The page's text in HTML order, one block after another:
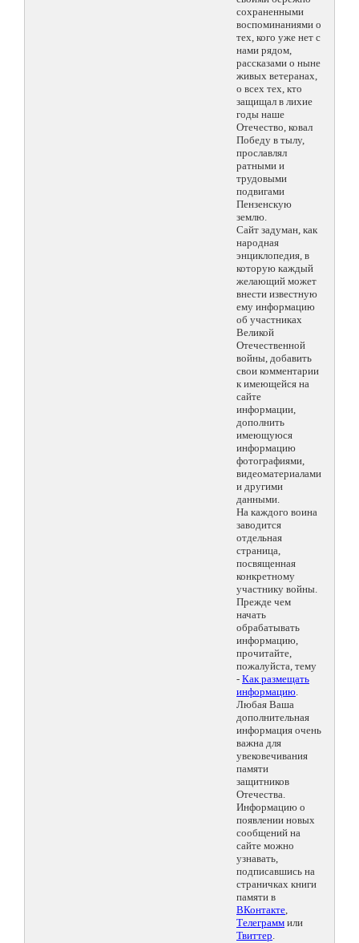
сохраненными
воспоминаниями о
тех, кого уже нет с
нами рядом,
рассказами о ныне
живых ветеранах,
о всех тех, кто
защищал в лихие
годы наше
Отечество, ковал
Победу в тылу,
прославлял
ратными и
трудовыми
подвигами
Пензенскую
землю.
Сайт задуман, как
народная
энциклопедия, в
которую каждый
желающий может
внести известную
ему информацию
об участниках
Великой
Отечественной
войны, добавить
свои комментарии
к имеющейся на
сайте
информации,
дополнить
имеющуюся
информацию
фотографиями,
видеоматериалами
и другими
данными.
На каждого воина
заводится
отдельная
страница,
посвященная
конкретному
участнику войны.
Прежде чем
начать
обрабатывать
информацию,
прочитайте,
пожалуйста, тему
- Как размещать
информацию.
Любая Ваша
дополнительная
информация очень
важна для
увековечивания
памяти
защитников
Отечества.
Информацию о
появлении новых
сообщений на
сайте можно
узнавать,
подписавшись на
страничках книги
памяти в
ВКонтакте,
Телеграмм или
Твиттер.